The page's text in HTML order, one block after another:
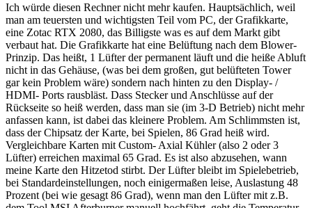
Ich würde diesen Rechner nicht mehr kaufen. Hauptsächlich, weil
man am teuersten und wichtigsten Teil vom PC, der Grafikkarte,
eine Zotac RTX 2080, das Billigste was es auf dem Markt gibt
verbaut hat. Die Grafikkarte hat eine Belüftung nach dem Blower-
Prinzip. Das heißt, 1 Lüfter der permanent läuft und die heiße Abluft
nicht in das Gehäuse, (was bei dem großen, gut belüfteten Tower
gar kein Problem wäre) sondern nach hinten zu den Display- /
HDMI- Ports rausbläst. Dass Stecker und Anschlüsse auf der
Rückseite so heiß werden, dass man sie (im 3-D Betrieb) nicht mehr
anfassen kann, ist dabei das kleinere Problem. Am Schlimmsten ist,
dass der Chipsatz der Karte, bei Spielen, 86 Grad heiß wird.
Vergleichbare Karten mit Custom- Axial Kühler (also 2 oder 3
Lüfter) erreichen maximal 65 Grad. Es ist also abzusehen, wann
meine Karte den Hitzetod stirbt. Der Lüfter bleibt im Spielebetrieb,
bei Standardeinstellungen, noch einigermaßen leise, Auslastung 48
Prozent (bei wie gesagt 86 Grad), wenn man den Lüfter mit z.B.